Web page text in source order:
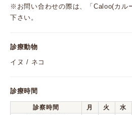
※お問い合わせの際は、「Caloo(カル
下さい。
診療動物
イヌ / ネコ
診療時間
診察時間 月 火 水